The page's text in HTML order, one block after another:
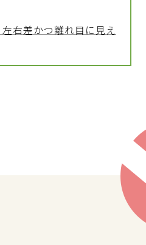
右差かつ離れ目に見え